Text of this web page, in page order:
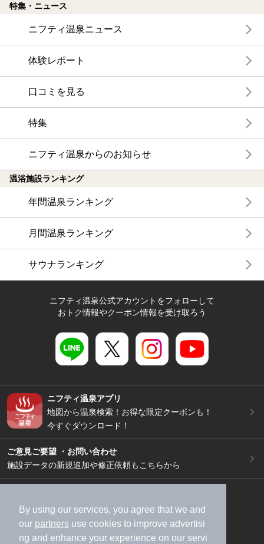
By using our services, you agree that we and
our partners use cookies to improve advertisi
ng and enhance your experience on our servi
特集・ニュース
ニフティ温泉ニュース
体験レポート
口コミを見る
特集
ニフティ温泉からのお知らせ
温浴施設ランキング
年間温泉ランキング
月間温泉ランキング
サウナランキング
ニフティ温泉公式アカウントをフォローして
おトク情報やクーポン情報を受け取ろう
ニフティ温泉アプリ
地図から温泉検索！お得な限定クーポンも！
今すぐダウンロード！
ご意見ご要望 ・お問い合わせ
施設データの新規追加や修正依頼もこちらから
加盟店募集（資料請求）
広告出稿のご案内
利用規約
ライフスタイルMEMBERS+規約
特定商取引法に基づく表記
ヘルプ 採用情報